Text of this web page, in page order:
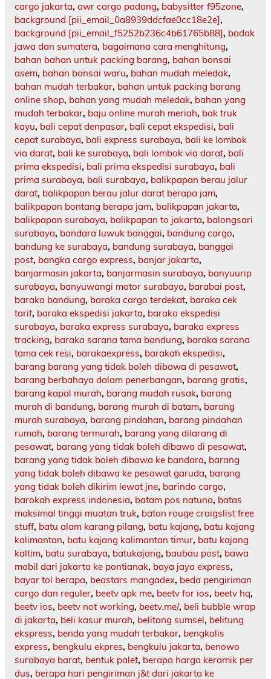
cargo jakarta, awr cargo padang, babysitter f95zone,
background [pii_email_0a8939ddcfae0cc18e2e],
background [pii_email_f5252b236c4b61765b88], badak
jawa dan sumatera, bagaimana cara menghitung,
bahan bahan untuk packing barang, bahan bonsai
asem, bahan bonsai waru, bahan mudah meledak,
bahan mudah terbakar, bahan untuk packing barang
online shop, bahan yang mudah meledak, bahan yang
mudah terbakar, baju online murah meriah, bak truk
kayu, bali cepat denpasar, bali cepat ekspedisi, bali
cepat surabaya, bali express surabaya, bali ke lombok
via darat, bali ke surabaya, bali lombok via darat, bali
prima ekspedisi, bali prima ekspedisi surabaya, bali
prima surabaya, bali surabaya, balikpapan berau jalur
darat, balikpapan berau jalur darat berapa jam,
balikpapan bontang berapa jam, balikpapan jakarta,
balikpapan surabaya, balikpapan to jakarta, balongsari
surabaya, bandara luwuk banggai, bandung cargo,
bandung ke surabaya, bandung surabaya, banggai
post, bangka cargo express, banjar jakarta,
banjarmasin jakarta, banjarmasin surabaya, banyuurip
surabaya, banyuwangi motor surabaya, barabai post,
baraka bandung, baraka cargo terdekat, baraka cek
tarif, baraka ekspedisi jakarta, baraka ekspedisi
surabaya, baraka express surabaya, baraka express
tracking, baraka sarana tama bandung, baraka sarana
tama cek resi, barakaexpress, barakah ekspedisi,
barang barang yang tidak boleh dibawa di pesawat,
barang berbahaya dalam penerbangan, barang gratis,
barang kapal murah, barang mudah rusak, barang
murah di bandung, barang murah di batam, barang
murah surabaya, barang pindahan, barang pindahan
rumah, barang termurah, barang yang dilarang di
pesawat, barang yang tidak boleh dibawa di pesawat,
barang yang tidak boleh dibawa ke bandara, barang
yang tidak boleh dibawa ke pesawat garuda, barang
yang tidak boleh dikirim lewat jne, barindo cargo,
barokah express indonesia, batam pos natuna, batas
maksimal tinggi muatan truk, baton rouge craigslist free
stuff, batu alam karang pilang, batu kajang, batu kajang
kalimantan, batu kajang kalimantan timur, batu kajang
kaltim, batu surabaya, batukajang, baubau post, bawa
mobil dari jakarta ke pontianak, baya jaya express,
bayar tol berapa, beastars mangadex, beda pengiriman
cargo dan reguler, beetv apk me, beetv for ios, beetv hq,
beetv ios, beetv not working, beetv.me/, beli bubble wrap
di jakarta, beli kasur murah, belitang sumsel, belitung
ekspress, benda yang mudah terbakar, bengkalis
express, bengkulu ekpres, bengkulu jakarta, benowo
surabaya barat, bentuk palet, berapa harga keramik per
dus, berapa hari pengiriman j&t dari jakarta ke